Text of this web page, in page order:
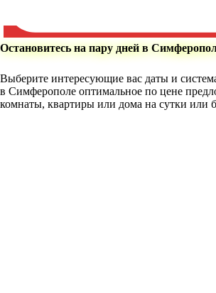
Остановитесь на пару дней в
Выберите интересующие вас даты и
в Симферополе оптимальное по цене
комнаты, квартиры или дома на сутки или